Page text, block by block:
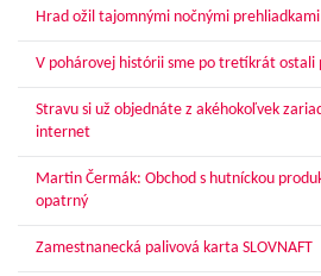
Hrad ožil tajomnými nočnými prehliadkami
V pohárovej histórii sme po tretíkrát ostali
Stravu si už objednáte z akéhokoľvek
internet
Martin Čermák: Obchod s hutníckou
opatrný
Zamestnanecká palivová karta SLOVNAFT